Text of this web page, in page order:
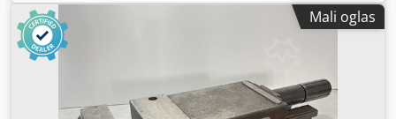
Mali oglas